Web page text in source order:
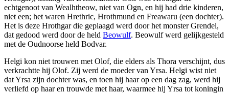
echtgenoot van Wealhtheow, niet van Ogn, en hij had drie kinderen,
niet een; het waren Hrethric, Hrothmund en Freawaru (een dochter).
Het is deze Hrothgar die geplaagd werd door het monster Grendel,
dat gedood werd door de held Beowulf. Beowulf werd gelijkgesteld
met de Oudnoorse held Bodvar.
Helgi kon niet trouwen met Olof, die elders als Thora verschijnt, dus
verkrachtte hij Olof. Zij werd de moeder van Yrsa. Helgi wist niet
dat Yrsa zijn dochter was, en toen hij haar op een dag zag, werd hij
verliefd op haar en trouwde met haar, waarmee hij Yrsa tot koningin